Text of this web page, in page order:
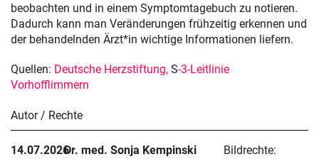
beobachten und in einem Symptomtagebuch zu notieren.
Dadurch kann man Veränderungen frühzeitig erkennen und
der behandelnden Ärzt*in wichtige Informationen liefern.
Quellen: Deutsche Herzstiftung, S-3-Leitlinie
Vorhofflimmern
Autor / Rechte
14.07.2026Dr. med. Sonja Kempinski
Bildrechte: